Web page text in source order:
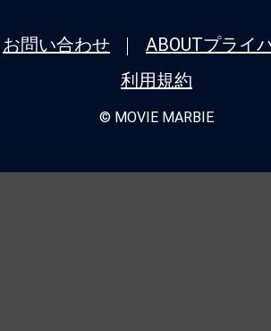
お問い合わせ ABOUTプライ
利用規約
© MOVIE MARBIE